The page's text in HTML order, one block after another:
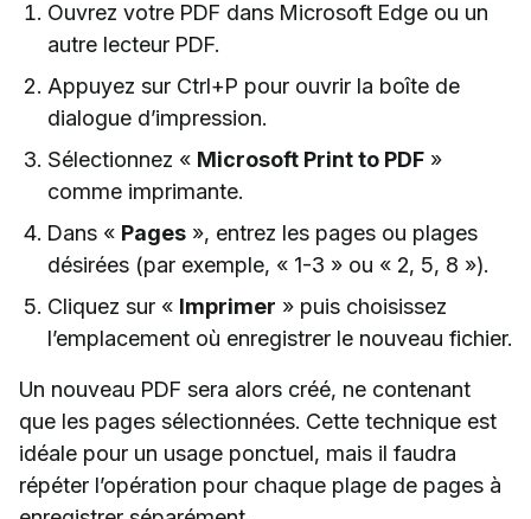
Ouvrez votre PDF dans Microsoft Edge ou un
autre lecteur PDF.
Appuyez sur Ctrl+P pour ouvrir la boîte de
dialogue d’impression.
Sélectionnez « Microsoft Print to PDF »
comme imprimante.
Dans « Pages », entrez les pages ou plages
désirées (par exemple, « 1-3 » ou « 2, 5, 8 »).
Cliquez sur « Imprimer » puis choisissez
l’emplacement où enregistrer le nouveau fichier.
Un nouveau PDF sera alors créé, ne contenant
que les pages sélectionnées. Cette technique est
idéale pour un usage ponctuel, mais il faudra
répéter l’opération pour chaque plage de pages à